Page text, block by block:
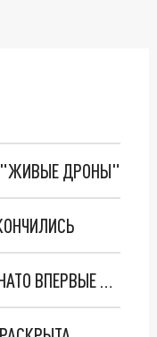
"ЖИВЫЕ ДРОНЫ"
"ОЧЕНЬ ПЛОХИЕ НОВОСТИ": БОЛЬШАЯ ОШИБКА PALANTIR В РОССИИ. СТРАНЫ НАТО ВПЕРВЫЕ ЗА СВО ОСТАНОВИЛИ ПОСТАВКИ ОРУЖИЯ. ВСУ ТЕРЯЮТ ПРИГРАНИЧЬЕ?